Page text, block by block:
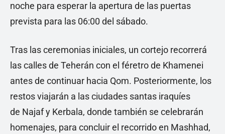
noche para esperar la apertura de las puertas
prevista para las 06:00 del sábado.
Tras las ceremonias iniciales, un cortejo recorrerá
las calles de Teherán con el féretro de Khamenei
antes de continuar hacia Qom. Posteriormente, los
restos viajarán a las ciudades santas iraquíes
de Najaf y Kerbala, donde también se celebrarán
homenajes, para concluir el recorrido en Mashhad,